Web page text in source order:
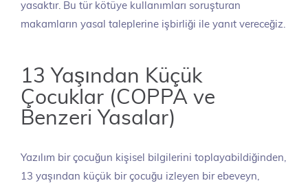
yasaktır. Bu tür kötüye kullanımları soruşturan
makamların yasal taleplerine işbirliği ile yanıt vereceğiz.
13 Yaşından Küçük
Çocuklar (COPPA ve
Benzeri Yasalar)
Yazılım bir çocuğun kişisel bilgilerini toplayabildiğinden,
13 yaşından küçük bir çocuğu izleyen bir ebeveyn,